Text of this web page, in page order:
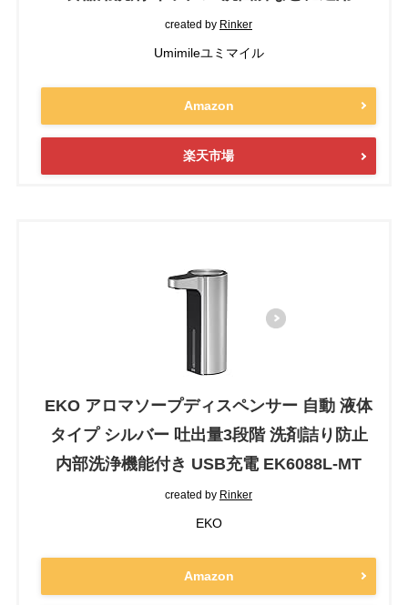
created by Rinker
Umimileユミマイル
Amazon
楽天市場
EKO アロマソープディスペンサー 自動 液体
タイプ シルバー 吐出量3段階 洗剤詰り防止
内部洗浄機能付き USB充電 EK6088L-MT
created by Rinker
EKO
Amazon